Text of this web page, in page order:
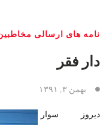
نامه های ارسالی
دار فقر
بهمن ۳, ۱۳۹۱
ديروز سوار